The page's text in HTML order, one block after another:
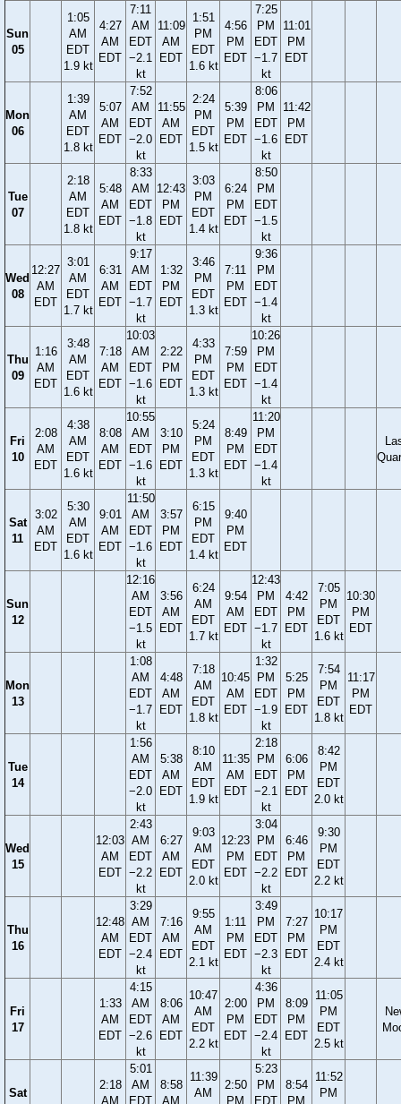
Sun
05
1:05
AM
EDT
1.9 kt
4:27
AM
EDT
7:11
AM
EDT
−2.1
kt
11:09
AM
EDT
1:51
PM
EDT
1.6 kt
4:56
PM
EDT
7:25
PM
EDT
−1.7
kt
11:01
PM
EDT
Mon
06
1:39
AM
EDT
1.8 kt
5:07
AM
EDT
7:52
AM
EDT
−2.0
kt
11:55
AM
EDT
2:24
PM
EDT
1.5 kt
5:39
PM
EDT
8:06
PM
EDT
−1.6
kt
11:42
PM
EDT
Tue
07
2:18
AM
EDT
1.8 kt
5:48
AM
EDT
8:33
AM
EDT
−1.8
kt
12:43
PM
EDT
3:03
PM
EDT
1.4 kt
6:24
PM
EDT
8:50
PM
EDT
−1.5
kt
Wed
08
12:27
AM
EDT
3:01
AM
EDT
1.7 kt
6:31
AM
EDT
9:17
AM
EDT
−1.7
kt
1:32
PM
EDT
3:46
PM
EDT
1.3 kt
7:11
PM
EDT
9:36
PM
EDT
−1.4
kt
Thu
09
1:16
AM
EDT
3:48
AM
EDT
1.6 kt
7:18
AM
EDT
10:03
AM
EDT
−1.6
kt
2:22
PM
EDT
4:33
PM
EDT
1.3 kt
7:59
PM
EDT
10:26
PM
EDT
−1.4
kt
Fri
10
2:08
AM
EDT
4:38
AM
EDT
1.6 kt
8:08
AM
EDT
10:55
AM
EDT
−1.6
kt
3:10
PM
EDT
5:24
PM
EDT
1.3 kt
8:49
PM
EDT
11:20
PM
EDT
−1.4
kt
Sat
11
3:02
AM
EDT
5:30
AM
EDT
1.6 kt
9:01
AM
EDT
11:50
AM
EDT
−1.6
kt
3:57
PM
EDT
6:15
PM
EDT
1.4 kt
9:40
PM
EDT
Sun
12
12:16
AM
EDT
−1.5
kt
3:56
AM
EDT
6:24
AM
EDT
1.7 kt
9:54
AM
EDT
12:43
PM
EDT
−1.7
kt
4:42
PM
EDT
7:05
PM
EDT
1.6 kt
10:30
PM
EDT
Mon
13
1:08
AM
EDT
−1.7
kt
4:48
AM
EDT
7:18
AM
EDT
1.8 kt
10:45
AM
EDT
1:32
PM
EDT
−1.9
kt
5:25
PM
EDT
7:54
PM
EDT
1.8 kt
11:17
PM
EDT
Tue
14
1:56
AM
EDT
−2.0
kt
5:38
AM
EDT
8:10
AM
EDT
1.9 kt
11:35
AM
EDT
2:18
PM
EDT
−2.1
kt
6:06
PM
EDT
8:42
PM
EDT
2.0 kt
Wed
15
12:03
AM
EDT
2:43
AM
EDT
−2.2
kt
6:27
AM
EDT
9:03
AM
EDT
2.0 kt
12:23
PM
EDT
3:04
PM
EDT
−2.2
kt
6:46
PM
EDT
9:30
PM
EDT
2.2 kt
Thu
16
12:48
AM
EDT
3:29
AM
EDT
−2.4
kt
7:16
AM
EDT
9:55
AM
EDT
2.1 kt
1:11
PM
EDT
3:49
PM
EDT
−2.3
kt
7:27
PM
EDT
10:17
PM
EDT
2.4 kt
Fri
17
1:33
AM
EDT
4:15
AM
EDT
−2.6
kt
8:06
AM
EDT
10:47
AM
EDT
2.2 kt
2:00
PM
EDT
4:36
PM
EDT
−2.4
kt
8:09
PM
EDT
11:05
PM
EDT
2.5 kt
Sat
2:18
AM
5:01
AM
EDT
8:58
AM
11:39
AM
2:50
PM
5:23
PM
EDT
8:54
PM
11:52
PM